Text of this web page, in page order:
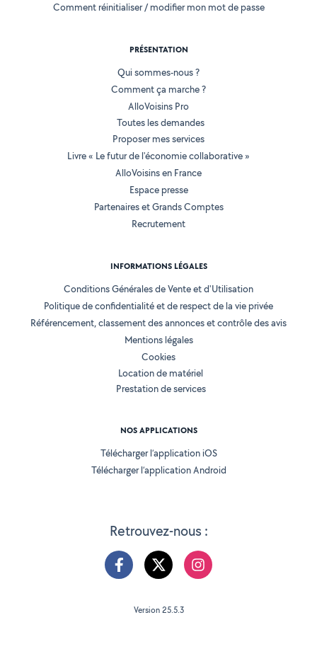
Retrouvez-nous :
Comment réinitialiser / modifier mon mot de passe
PRÉSENTATION
Qui sommes-nous ?
Comment ça marche ?
AlloVoisins Pro
Toutes les demandes
Proposer mes services
Livre « Le futur de l'économie collaborative »
AlloVoisins en France
Espace presse
Partenaires et Grands Comptes
Recrutement
INFORMATIONS LÉGALES
Conditions Générales de Vente et d'Utilisation
Politique de confidentialité et de respect de la vie privée
Référencement, classement des annonces et contrôle des avis
Mentions légales
Cookies
Location de matériel
Prestation de services
NOS APPLICATIONS
Télécharger l’application iOS
Télécharger l’application Android
Version 25.5.3